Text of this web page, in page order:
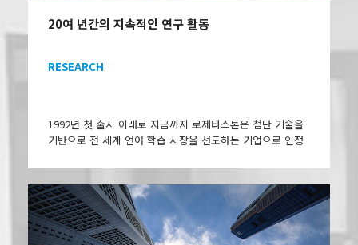
20여 년간의 지속적인 연구 활동
RESEARCH
1992년 첫 출시 이래로 지금까지 로제타스톤은 첨단 기술을
기반으로 전 세계 언어 학습 시장을 선도하는 기업으로 인정